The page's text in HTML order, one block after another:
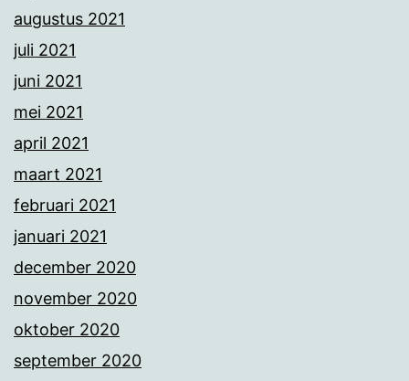
augustus 2021
juli 2021
juni 2021
mei 2021
april 2021
maart 2021
februari 2021
januari 2021
december 2020
november 2020
oktober 2020
september 2020